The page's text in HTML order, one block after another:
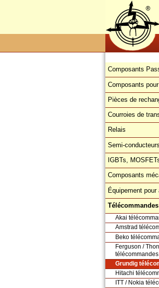
Composants
Composants
Pièces de
Courroies de
Relais
Semi-conducteurs
IGBTs,
Composants
Équipement pour
Télécommandes
Akai
Amstrad
Beko
Ferguson /
télécommandes
Grundig
Hitachi
ITT / Nokia